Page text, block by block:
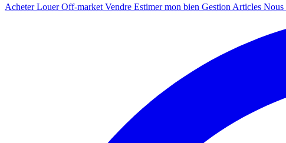
AcheterLouerOff-market Vendre Estimer mon bien Gestion Articles Nous